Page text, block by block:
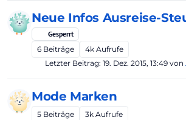
Neue Infos Ausreise-
Gesperrt
6 Beiträge 4k Aufrufe
Letzter Beitrag: 19. Dez. 2015, 13:49 von
Mode Marken
5 Beiträge 3k Aufrufe